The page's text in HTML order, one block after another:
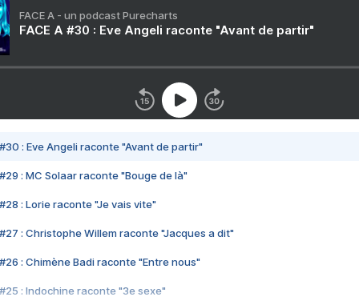
FACE A - un podcast Purecharts
FACE A #30 : Eve Angeli raconte "Avant de partir"
#30 : Eve Angeli raconte "Avant de partir"
#29 : MC Solaar raconte "Bouge de là"
#28 : Lorie raconte "Je vais vite"
#27 : Christophe Willem raconte "Jacques a dit"
#26 : Chimène Badi raconte "Entre nous"
#25 : Indochine raconte "3e sexe"